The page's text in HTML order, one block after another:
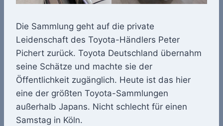
Die Sammlung geht auf die private
Leidenschaft des Toyota-Händlers Peter
Pichert zurück. Toyota Deutschland übernahm
seine Schätze und machte sie der
Öffentlichkeit zugänglich. Heute ist das hier
eine der größten Toyota-Sammlungen
außerhalb Japans. Nicht schlecht für einen
Samstag in Köln.